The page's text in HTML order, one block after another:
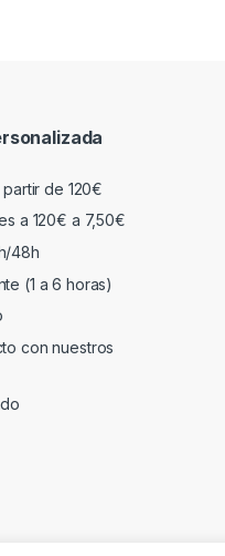
de 120€
a 120€ a 7,50€
48h
(1 a 6 horas)
con nuestros